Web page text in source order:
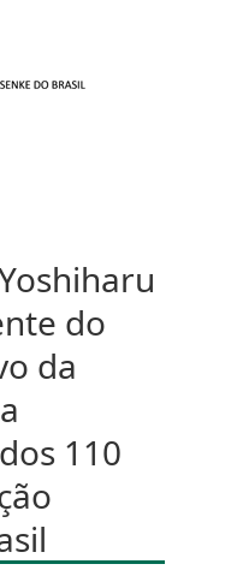
do
da
110